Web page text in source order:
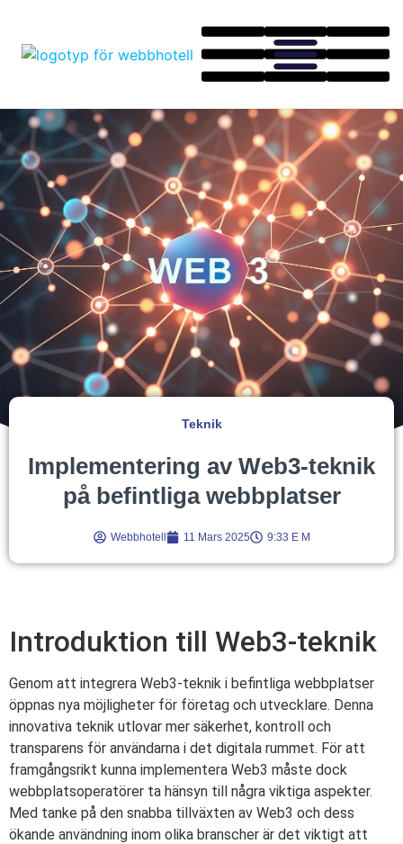
Teknik
Implementering av Web3-teknik
på befintliga webbplatser
Webbhotell 11 Mars 2025 9:33 E M
Introduktion till Web3-teknik
Genom att integrera Web3-teknik i befintliga webbplatser
öppnas nya möjligheter för företag och utvecklare. Denna
innovativa teknik utlovar mer säkerhet, kontroll och
transparens för användarna i det digitala rummet. För att
framgångsrikt kunna implementera Web3 måste dock
webbplatsoperatörer ta hänsyn till några viktiga aspekter.
Med tanke på den snabba tillväxten av Web3 och dess
ökande användning inom olika branscher är det viktigt att